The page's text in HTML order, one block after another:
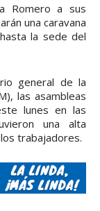
Romero a sus
una caravana
la sede del
general de la
las asambleas
lunes en las
una alta
trabajadores.